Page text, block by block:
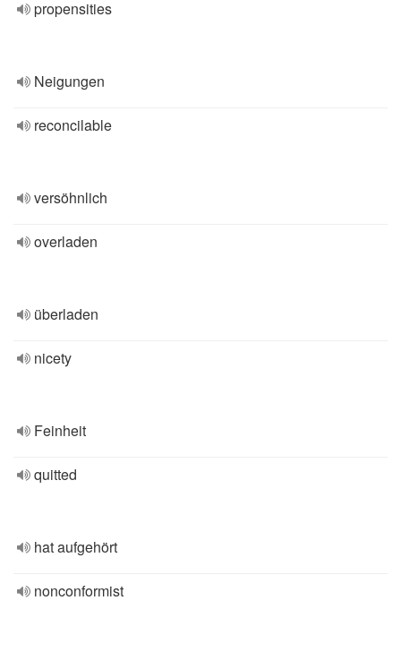
propensities
Neigungen
reconcilable
versöhnlich
overladen
überladen
nicety
Feinheit
quitted
hat aufgehört
nonconformist